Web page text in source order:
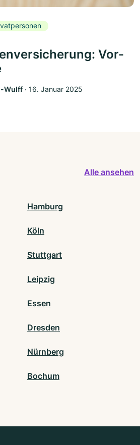
Vor-
Wulff ‧ 16. Januar 2025
Alle ansehen
Hamburg
Köln
Stuttgart
Leipzig
Essen
Dresden
Nürnberg
Bochum